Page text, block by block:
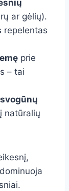
ar gėlių).
repelentas
prie
– tai
natūralių